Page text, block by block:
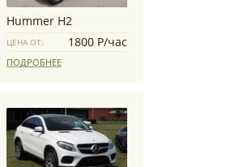
Hummer H2
ЦЕНА ОТ: 1800 Р/час
ПОДРОБНЕЕ